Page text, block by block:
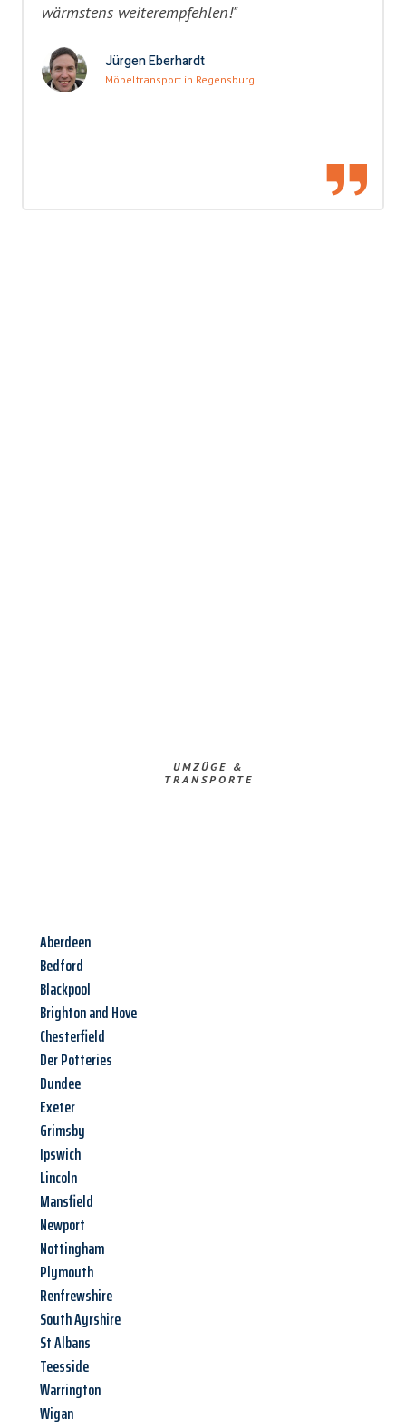
wärmstens weiterempfehlen!"
Jürgen Eberhardt
Möbeltransport in Regensburg
UMZÜGE &
TRANSPORTE
Aberdeen
Bedford
Blackpool
Brighton and Hove
Chesterfield
Der Potteries
Dundee
Exeter
Grimsby
Ipswich
Lincoln
Mansfield
Newport
Nottingham
Plymouth
Renfrewshire
South Ayrshire
St Albans
Teesside
Warrington
Wigan